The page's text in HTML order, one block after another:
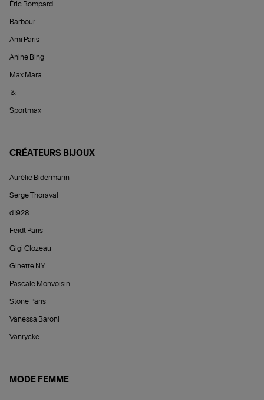
Éric Bompard
Barbour
Ami Paris
Anine Bing
Max Mara
&
Sportmax
CRÉATEURS BIJOUX
Aurélie Bidermann
Serge Thoraval
d1928
Feidt Paris
Gigi Clozeau
Ginette NY
Pascale Monvoisin
Stone Paris
Vanessa Baroni
Vanrycke
MODE FEMME